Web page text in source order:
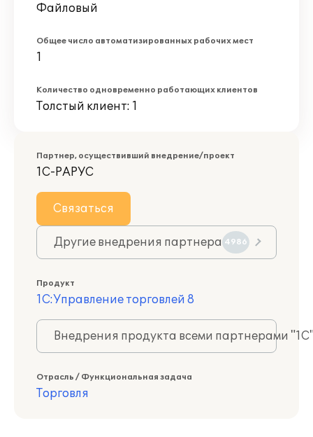
Файловый
Общее число автоматизированных рабочих мест
1
Количество одновременно работающих клиентов
Толстый клиент: 1
Партнер, осуществивший внедрение/проект
1С-РАРУС
Связаться
Другие внедрения партнера 4986
Продукт
1С:Управление торговлей 8
Внедрения продукта всеми партнерами
Отрасль / Функциональная задача
Торговля